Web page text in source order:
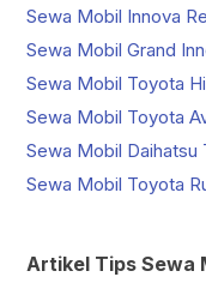
Sewa Mobil Innova
Sewa Mobil Grand
Sewa Mobil Toyota
Sewa Mobil Toyota
Sewa Mobil Daihatsu
Sewa Mobil Toyota
Artikel Tips Sewa